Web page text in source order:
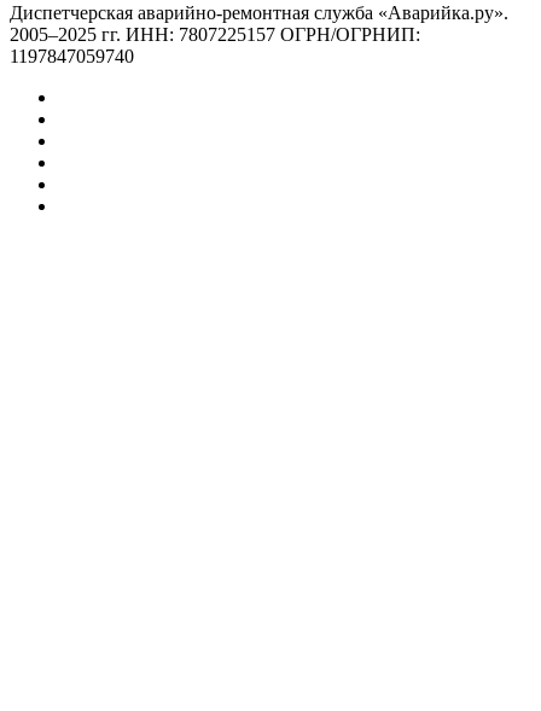
Диспетчерская аварийно-ремонтная служба «Аварийка.ру».
2005–2025 гг. ИНН: 7807225157 ОГРН/ОГРНИП:
1197847059740